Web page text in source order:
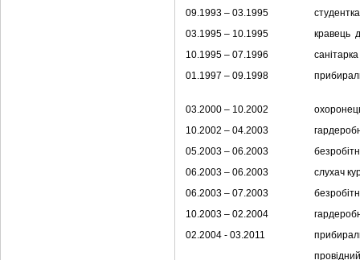
09.1993 – 03.1995
03.1995 – 10.1995
кравець
10.1995 – 07.1996
01.1997 – 09.1998
03.2000 – 10.2002
10.2002 – 04.2003
05.2003 – 06.2003
06.2003 – 06.2003
слухач
06.2003 – 07.2003
10.2003 – 02.2004
02.2004 - 03.2011